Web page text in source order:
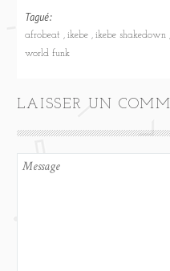
Tagué:
afrobeat ikebe ikebe shakedown
world funk
LAISSER UN